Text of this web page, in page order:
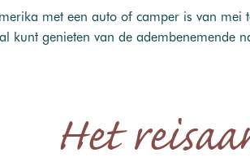
met een auto of camper is van
genieten van de adembenemende
Het